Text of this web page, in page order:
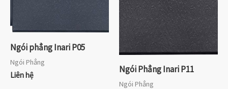
Ngói phẳng Inari P05
Ngói Phẳng
Liên hệ Ngói Phẳng Inari P11
Ngói Phẳng